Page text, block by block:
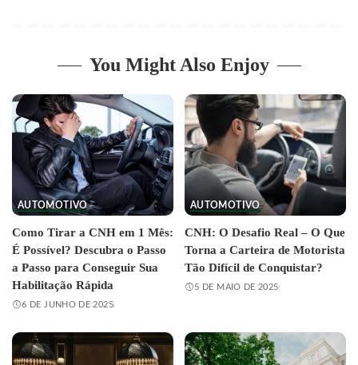
You Might Also Enjoy
AUTOMOTIVO
Como Tirar a CNH em 1 Mês:
É Possível? Descubra o Passo
a Passo para Conseguir Sua
Habilitação Rápida
6 DE JUNHO DE 2025
AUTOMOTIVO
CNH: O Desafio Real – O Que
Torna a Carteira de Motorista
Tão Difícil de Conquistar?
5 DE MAIO DE 2025